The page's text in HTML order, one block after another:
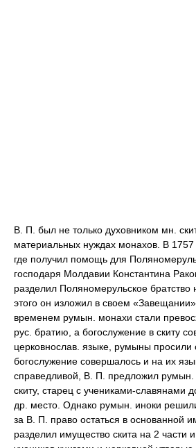
В. П. был не только духовником мн.
материальных нуждах монахов. В 1757
где получил помощь для
господаря Молдавии Константина
разделил Поляномерульское братство
этого он изложил в своем
временем румын. монахи стали
рус. братию, а богослужение в скиту
церковнослав. языке, румыны просили
богослужение совершалось и на их
справедливой, В. П. предложил румын.
скиту, старец с учениками-славянами
др. место. Однако румын. иноки
за В. П. право остаться в основанной
разделил имущество скита на 2 части